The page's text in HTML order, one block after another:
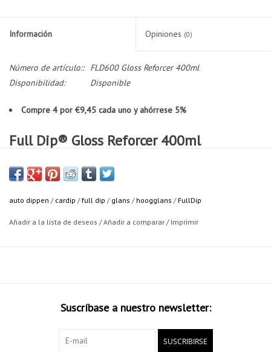
Información Opiniones (0)
Número de artículo::
FLD600 Gloss Reforcer 400ml
Disponibilidad:
Disponible
Compre 4 por €9,45 cada uno y ahórrese 5%
Full Dip® Gloss Reforcer 400ml
Laca concebida para aportar brillo a los productos Full Dip con
acabado mate.
Deslumbra a todo el mundo con el brillo intenso que solo te ofrece
Puede utilizar Full Dip Gloss Reforcer según sus preferencias, de tal
obtendrá. No es necesario aplicar inmediatamente después del color
auto dippen / cardip /full dip / glans / hoogglans / FullDip
Añadir a la lista de deseos /Añadir a comparar / Imprimir
Suscríbase a nuestro newsletter:
SUSCRIBIRSE